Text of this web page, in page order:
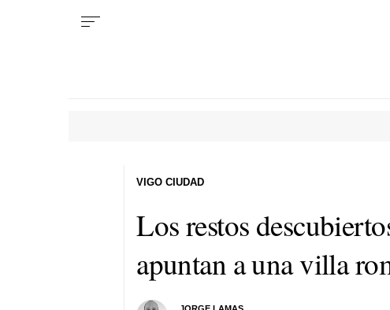
Los restos
apuntan a una villa
VIGO CIUDAD